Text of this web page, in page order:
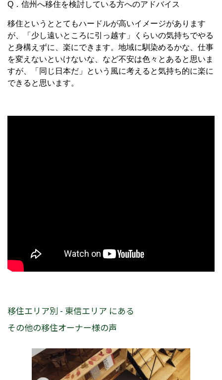
Q．信州へ移住を検討している方へのアドバイス
移住というととてもハードルが高いイメージがあります
が、「少し遠いところに引っ越す」くらいの気持ちでやる
と身構えずに、楽にできます。地域に馴染めるかな、仕事
を変えないといけないな、など不安は色々とあると思いま
すが、「同じ日本だ」という風に考えると気持ち的に楽に
できると思います。
移住エリア別 - 東信エリア にある
その他の移住オーナー様の声